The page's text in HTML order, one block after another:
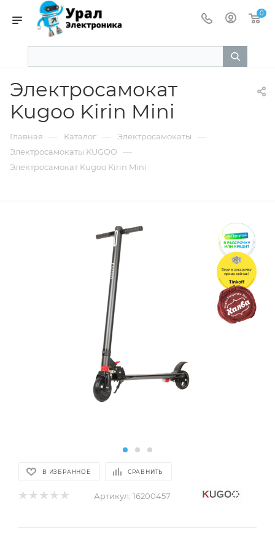
0
Электросамокат
Kugoo Kirin Mini
Главная — Каталог — Электросамокаты —
Электросамокаты KUGOO —
Электросамокат Kugoo Kirin Mini
В ИЗБРАННОЕ СРАВНИТЬ
Артикул: 16200457